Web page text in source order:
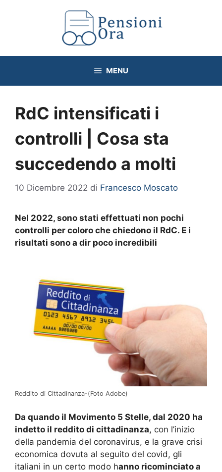
MENU
RdC intensificati i
controlli | Cosa sta
succedendo a molti
10 Dicembre 2022 di Francesco Moscato
Nel 2022, sono stati effettuati non pochi
controlli per coloro che chiedono il RdC. E i
risultati sono a dir poco incredibili
Reddito di Cittadinanza-(Foto Adobe)
Da quando il Movimento 5 Stelle, dal 2020 ha
indetto il reddito di cittadinanza, con l’inizio
della pandemia del coronavirus, e la grave crisi
economica dovuta al seguito del covid, gli
italiani in un certo modo hanno ricominciato a